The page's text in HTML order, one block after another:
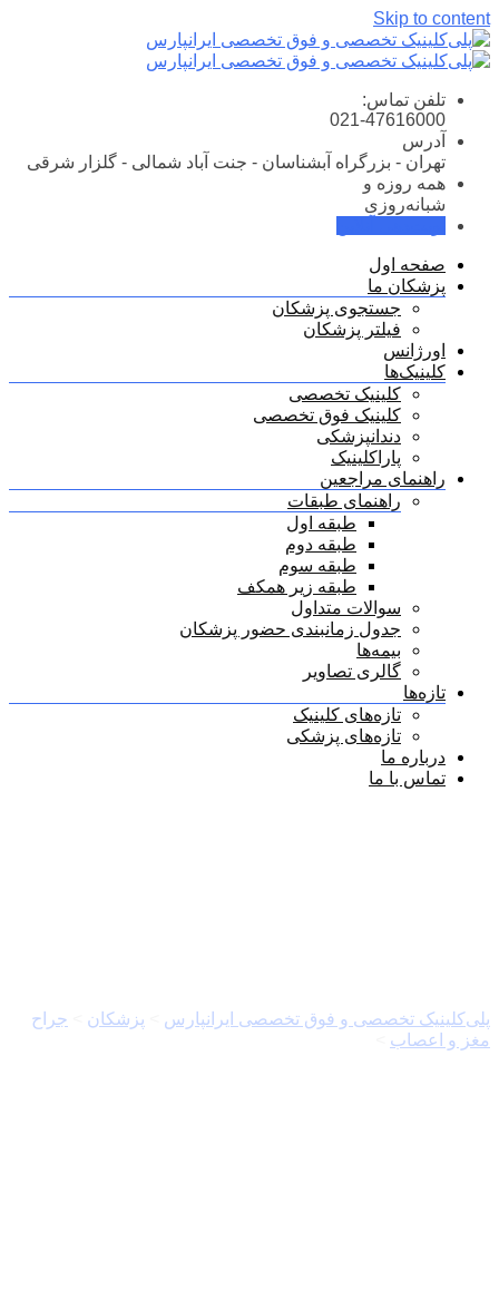
Skip to content
تلفن تماس:
021-47616000
آدرس
تهران - بزرگراه آبشناسان - جنت آباد شمالی - گلزار شرقی
همه روزه و
شبانه‌روزی
صفحه اول
پزشکان ما
جستجوی پزشکان
فیلتر پزشکان
اورژانس
کلینیک‌ها
کلینیک تخصصی
کلینیک فوق تخصصی
دندانپزشکی
پاراکلینیک
راهنمای مراجعین
راهنمای طبقات
طبقه اول
طبقه دوم
طبقه سوم
طبقه زیر همکف
سوالات متداول
جدول زمانبندی حضور پزشکان
بیمه‌ها
گالری تصاویر
تازه‌ها
تازه‌های کلینیک
تازه‌های پزشکی
درباره ما
تماس با ما
پلی‌کلینیک تخصصی و فوق تخصصی ایرانپارس پزشکان
جراح
مغز و اعصاب